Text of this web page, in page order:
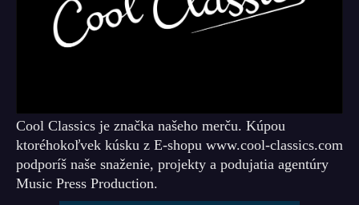
Cool Classics je značka našeho merču. Kúpou
ktoréhokoľvek kúsku z E-shopu www.cool-classics.com
podporíš naše snaženie, projekty a podujatia agentúry
Music Press Production.